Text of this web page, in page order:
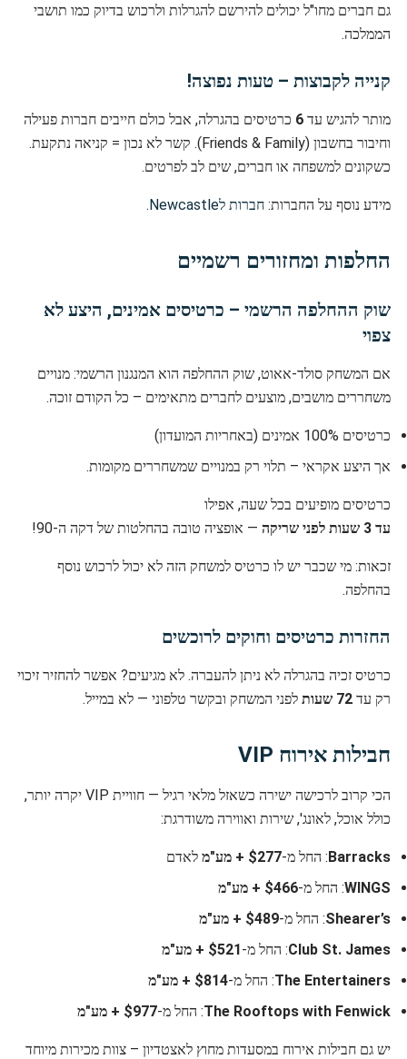
גם חברים מחו"ל יכולים להירשם להגרלות ולרכוש בדיוק כמו תושבי
הממלכה.
קנייה לקבוצות – טעות נפוצה!
מותר להגיש עד 6 כרטיסים בהגרלה, אבל כולם חייבים חברות פעילה
וחיבור בחשבון (Friends & Family). קשר לא נכון = קניאה נתקעת.
כשקונים למשפחה או חברים, שים לב לפרטים.
מידע נוסף על החברות: חברות לNewcastle .
החלפות ומחזורים רשמיים
שוק ההחלפה הרשמי – כרטיסים אמינים, היצע לא
צפוי
אם המשחק סולד-אאוט, שוק ההחלפה הוא המנגנון הרשמי: מנויים
משחררים מושבים, מוצעים לחברים מתאימים – כל הקודם זוכה.
כרטיסים 100% אמינים (באחריות המועדון)
אך היצע אקראי – תלוי רק במנויים שמשחררים מקומות.
כרטיסים מופיעים בכל שעה, אפילו
עד 3 שעות לפני שריקה
— אופציה טובה בהחלטות של דקה ה-90!
זכאות: מי שכבר יש לו כרטיס למשחק הזה לא יכול לרכוש נוסף
בהחלפה.
החזרות כרטיסים וחוקים לרוכשים
כרטיס זכיה בהגרלה לא ניתן להעברה. לא מגיעים? אפשר להחזיר זיכוי
רק עד 72 שעות לפני המשחק ובקשר טלפוני — לא במייל.
חבילות אירוח VIP
הכי קרוב לרכישה ישירה כשאזל מלאי רגיל — חוויית VIP יקרה יותר,
כולל אוכל, לאונג', שירות ואווירה משודרגת:
Barracks: החל מ-$277 + מע"מ
לאדם
WINGS: החל מ-$466 + מע"מ
Shearer’s: החל מ-$489 + מע"מ
Club St. James: החל מ-$521 + מע"מ
The Entertainers: החל מ-$814 + מע"מ
The Rooftops with Fenwick: החל מ-$977 + מע"מ
יש גם חבילות אירוח במסעדות מחוץ לאצטדיון – צוות מכירות מיוחד